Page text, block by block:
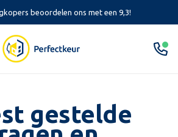
beoordelen ons met een 9,3!
gestelde